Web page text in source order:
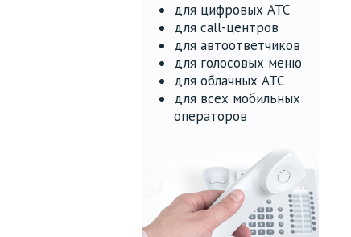
для цифровых АТС
для call-центров
для автоответчиков
для голосовых меню
для облачных АТС
для всех мобильных
операторов